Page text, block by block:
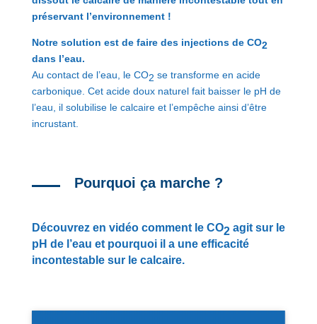
préservant l’environnement !
Notre solution est de faire des injections de CO2
dans l’eau.
Au contact de l’eau, le CO2 se transforme en acide
carbonique. Cet acide doux naturel fait baisser le pH de
l’eau, il solubilise le calcaire et l’empêche ainsi d’être
incrustant.
Pourquoi ça marche ?
Découvrez en vidéo comment le CO2 agit sur le
pH de l’eau et pourquoi il a une efficacité
incontestable sur le calcaire.